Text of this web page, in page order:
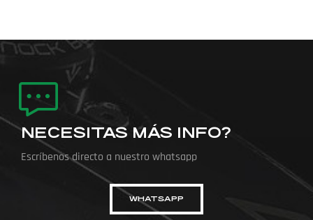
NECESITAS MÁS INFO?
Escríbenos directo a nuestro whatsapp
WHATSAPP